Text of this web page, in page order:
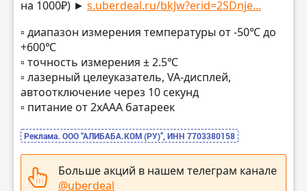
на 1000₽) ► s.uberdeal.ru/bkJw?erid=2SDnje...
▫️ диапазон измерения температуры от -50℃ до
+600℃
▫️ точность измерения ± 2.5℃
▫️ лазерный целеуказатель, VA-дисплей,
автоотключение через 10 секунд
▫️ питание от 2хААА батареек
Реклама. ООО “АЛИБАБА.КОМ (РУ)”, ИНН 7703380158
Больше акций в нашем телеграм канале
@uberdeal